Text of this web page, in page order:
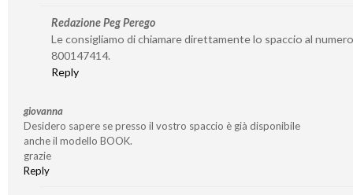
Redazione Peg Perego
Le consigliamo di chiamare direttamente lo spaccio al
800147414.
Reply
giovanna
Desidero sapere se presso il vostro spaccio è già disponibile
anche il modello BOOK.
grazie
Reply